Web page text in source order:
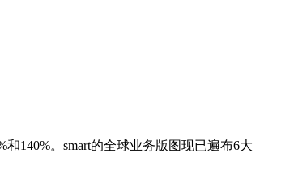
140%。smart的全球业务版图现已遍布6大